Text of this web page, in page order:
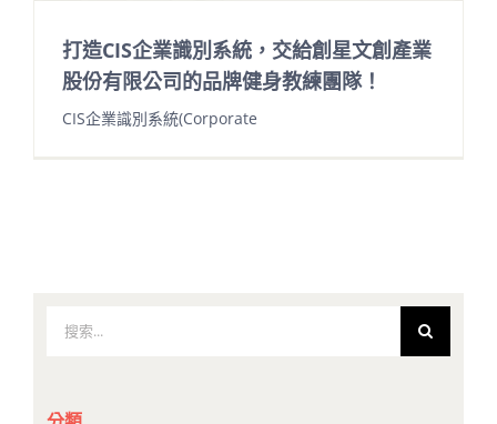
打造CIS企業識別系統，交給創星文創產業
股份有限公司的品牌健身教練團隊！
CIS企業識別系統(Corporate
果：